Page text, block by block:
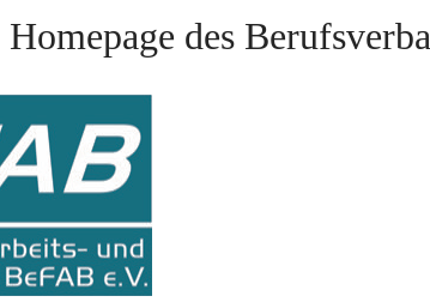
Homepage des